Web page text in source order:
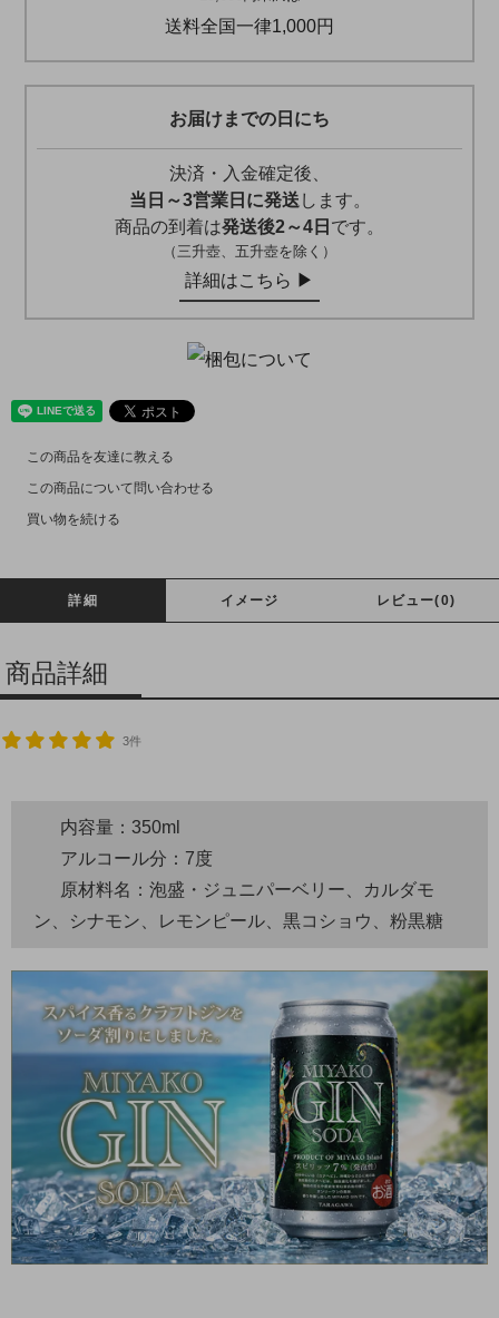
送料全国一律1,000円
お届けまでの日にち
決済・入金確定後、
当日～3営業日に発送 します。
商品の到着は発送後2～4日 です。
（三升壺、五升壺を除く）
詳細はこちら ▶︎
この商品を友達に教える
この商品について問い合わせる
買い物を続ける
詳細 イメージ レビュー(0)
商品詳細
3件
内容量：350ml
アルコール分：7度
原材料名：泡盛・ジュニパーベリー、カルダモ
ン、シナモン、レモンピール、黒コショウ、粉黒糖